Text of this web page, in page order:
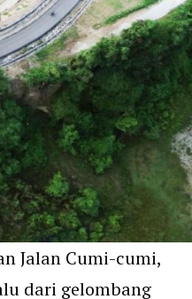
Jalan Cumi-cumi,
dari gelombang